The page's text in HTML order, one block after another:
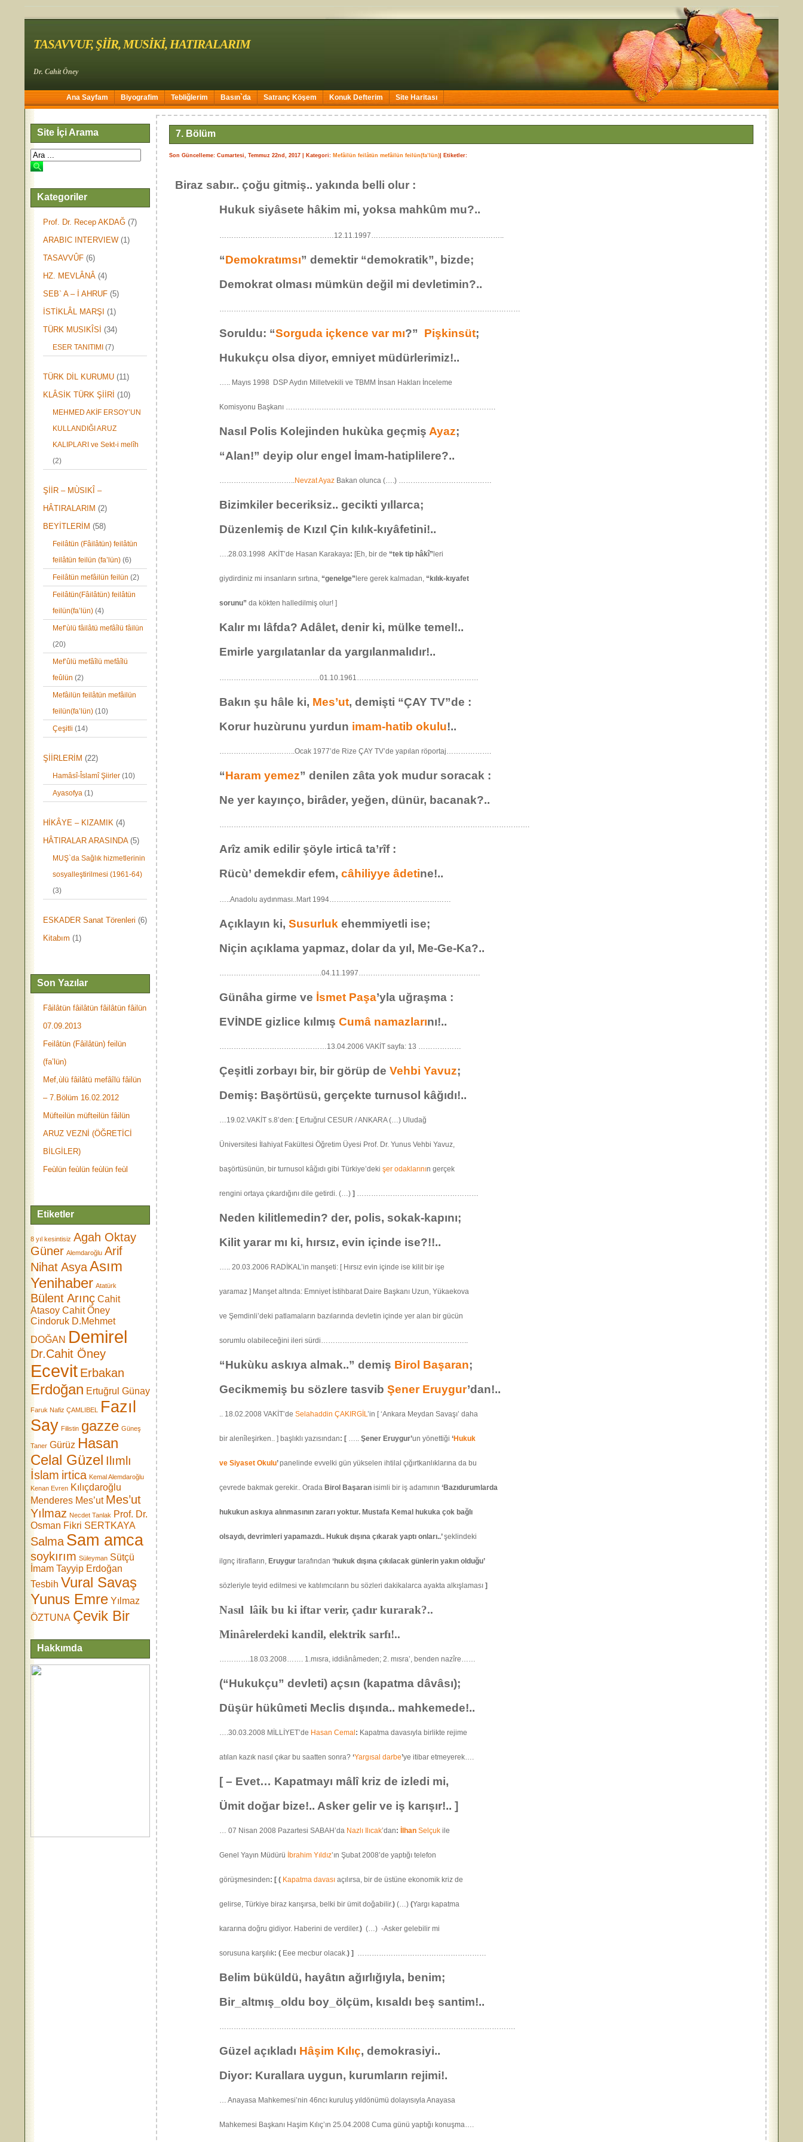
TASAVVUF, ŞİİR, MUSİKİ, HATIRALARIM
Dr. Cahit Öney
Ana Sayfam Biyografim Tebliğlerim Basın`da Satranç Köşem Konuk Defterim Site Haritası
Site İçi Arama
Kategoriler
Prof. Dr. Recep AKDAĞ (7)
ARABIC INTERVIEW (1)
TASAVVÛF (6)
HZ. MEVLÂNÂ (4)
SEB` A – İ AHRUF (5)
İSTİKLÂL MARŞI (1)
TÜRK MUSIKÎSİ (34)
ESER TANITIMI (7)
TÜRK DİL KURUMU (11)
KLÂSİK TÜRK ŞİİRİ (10)
MEHMED AKİF ERSOY’UN
KULLANDIĞI ARUZ
KALIPLARI ve Sekt-i melîh
(2)
ŞİİR – MÙSIKÎ –
HÂTIRALARIM (2)
BEYİTLERİM (58)
Feilâtün (Fâilâtün) feilâtün
feilâtün feilün (fa’lün) (6)
Feilâtün mefâilün feilün (2)
Feilâtün(Fâilâtün) feilâtün
feilün(fa’lün) (4)
Mef’ùlü fâilâtü mefâîlü fâilün
(20)
Mef’ûlü mefâîlü mefâîlü
feûlün (2)
Mefâilün feilâtün mefâilün
feilün(fa’lün) (10)
Çeşitli (14)
ŞİİRLERİM (22)
Hamâsî-Îslamî Şiirler (10)
Ayasofya (1)
HİKÂYE – KIZAMIK (4)
HÂTIRALAR ARASINDA(5)
MUŞ`da Sağlık hizmetlerinin
sosyalleştirilmesi (1961-64)
(3)
ESKADER Sanat Törenleri (6)
Kitabım (1)
Son Yazılar
Fâilâtün fâilâtün fâilâtün fâilün
07.09.2013
Feilâtün (Fâilâtün) feilün
(fa’lün)
Mef,ùlü fâilâtü mefâîlü fâilün
– 7.Bölüm 16.02.2012
Müfteilün müfteilün fâilün
ARUZ VEZNİ (ÖĞRETİCİ
BİLGİLER)
Feùlün feùlün feùlün feùl
Etiketler
8 yıl kesintisiz Agah Oktay
Güner Alemdaroğlu Arif
Nihat AsyaAsım
Yenihaber Atatürk
Bülent Arınç Cahit
Atasoy Cahit Öney
Cindoruk D.Mehmet
DOĞAN Demirel
Dr.Cahit Öney
Ecevit Erbakan
Erdoğan Ertuğrul Günay
Faruk Nafiz ÇAMLIBEL
Fazıl
Say Filistin gazze Güneş
Taner Gürüz Hasan
Celal Güzel Ilımlı
İslam irtica Kemal Alemdaroğlu
Kenan Evren Kılıçdaroğlu
Menderes Mes’ut Mes’ut
Yılmaz Necdet Tanlak Prof. Dr.
Osman Fikri SERTKAYA
Salma Sam amca
soykırım Süleyman Sütçü
İmam Tayyip Erdoğan
Tesbih Vural Savaş
Yunus Emre Yılmaz
ÖZTUNA Çevik Bir
Hakkımda
7. Bölüm
Son Güncelleme: Cumartesi, Temmuz 22nd, 2017 | Kategori: Mefâilün feilâtün mefâilün feilün(fa’lün) | Etiketler:
Biraz sabır.. çoğu gitmiş.. yakında belli olur :
Hukuk siyâsete hâkim mi, yoksa mahkûm mu?..
…………………………………………12.11.1997………………………………………………..
“Demokratımsı” demektir “demokratik”, bizde;
Demokrat olması mümkün değil mi devletimin?..
………………………………………………………………………………………………………………
Soruldu: “Sorguda içkence var mı?” Pişkinsüt;
Hukukçu olsa diyor, emniyet müdürlerimiz!..
….. Mayıs 1998 DSP Aydın Milletvekili ve TBMM İnsan Hakları İnceleme
Komisyonu Başkanı …………………………………………………………………………….
Nasıl Polis Kolejinden hukùka geçmiş Ayaz;
“Alan!” deyip olur engel İmam-hatiplilere?..
…………………………..Nevzat Ayaz Bakan olunca (….) …………………………………
Bizimkiler beceriksiz.. gecikti yıllarca;
Düzenlemiş de Kızıl Çin kılık-kıyâfetini!..
….28.03.1998 AKİT’de Hasan Karakaya: [Eh, bir de “tek tip hâkî” leri
giydirdiniz mi insanların sırtına, “genelge” lere gerek kalmadan, “kılık-kıyafet
sorunu” da kökten halledilmiş olur! ]
Kalır mı lâfda? Adâlet, denir ki, mülke temel!..
Emirle yargılatanlar da yargılanmalıdır!..
……………………………………01.10.1961……………………………………………
Bakın şu hâle ki, Mes’ut, demişti “ÇAY TV”de :
Korur huzùrunu yurdun imam-hatib okulu!..
…………………………..Ocak 1977’de Rize ÇAY TV’de yapılan röportaj……………….
“Haram yemez” denilen zâta yok mudur soracak :
Ne yer kayınço, birâder, yeğen, dünür, bacanak?..
………………………………………………………………………………………………………………….
Arîz amik edilir şöyle irticâ ta’rîf :
Rücù’ demekdir efem,câhiliyye âdetine!..
…..Anadolu aydınması..Mart 1994……………………………………………
Açıklayın ki,Susurluk ehemmiyetli ise;
Niçin açıklama yapmaz, dolar da yıl, Me-Ge-Ka?..
…………………………………….04.11.1997……………………………………………
Günâha girme ve İsmet Paşa’yla uğraşma :
EVİNDE gizlice kılmışCumâ namazlarını!..
………………………………………13.04.2006 VAKİT sayfa: 13 ………………
Çeşitli zorbayı bir, bir görüp deVehbi Yavuz;
Demiş: Başörtüsü, gerçekte turnusol kâğıdı!..
…19.02.VAKİT s.8’den: [ Ertuğrul CESUR / ANKARA (…) Uludağ
Üniversitesi İlahiyat Fakültesi Öğretim Üyesi Prof. Dr. Yunus Vehbi Yavuz,
başörtüsünün, bir turnusol kâğıdı gibi Türkiye’dekişer odaklarının gerçek
rengini ortaya çıkardığını dile getirdi. (…)] ……………………………………………
Neden kilitlemedin? der, polis, sokak-kapını;
Kilit yarar mı ki, hırsız, evin içinde ise?!!..
….. 20.03.2006 RADİKAL’in manşeti: [ Hırsız evin içinde ise kilit bir işe
yaramaz ] Manşet altında: Emniyet İstihbarat Daire Başkanı Uzun, Yükaekova
ve Şemdinli’deki patlamaların bazılarında devletin içinde yer alan bir gücün
sorumlu olabileceğini ileri sürdi……………………………………………………..
“Hukùku askıya almak..” demiş Birol Başaran;
Gecikmemiş bu sözlere tasvibŞener Eruygur’dan!..
.. 18.02.2008 VAKİT’deSelahaddin ÇAKIRGİL’in [ ‘Ankara Meydan Savaşı’ daha
bir alenîleşirken.. ] başlıklı yazısından: [ …..Şener Eruygur’un yönettiği‘Hukuk
ve Siyaset Okulu’panelinde evvelki gün yükselen ihtilal çığırtkanlıklarına da bu
çevrede bakmak gerekir.. Orada Birol Başaranisimli bir iş adamının ‘Bazıdurumlarda
hukukun askıya alınmasının zararı yoktur. Mustafa Kemal hukuka çok bağlı
olsaydı, devrimleri yapamazdı.. Hukuk dışına çıkarak yaptı onları..’şeklindeki
ilgnç itirafların, Eruygurtarafından‘hukuk dışına çıkılacak günlerin yakın olduğu’
sözleriyle teyid edilmesi ve katılımcıların bu sözleri dakikalarca ayakta alkışlaması]
Nasıl lâik bu ki iftar verir, çadır kurarak?..
Minârelerdeki kandil, elektrik sarfı!..
………….18.03.2008……. 1.mısra, iddiânâmeden; 2. mısra’, benden nazîre……
(“Hukukçu” devleti) açsın (kapatma dâvâsı);
Düşür hükûmeti Meclis dışında.. mahkemede!..
….30.03.2008 MİLLİYET’de Hasan Cemal : Kapatma davasıyla birlikte rejime
atılan kazık nasıl çıkar bu saatten sonra?‘Yargısal darbe’ye itibar etmeyerek….
[ – Evet… Kapatmayı mâlî kriz de izledi mi,
Ümit doğar bize!.. Asker gelir ve iş karışır!.. ]
… 07 Nisan 2008 Pazartesi SABAH’da Nazlı Ilıcak’dan: İlhanSelçuk ile
Genel Yayın Müdürü İbrahim Yıldız’ın Şubat 2008’de yaptığı telefon
görüşmesinden: [ ( Kapatma davası açılırsa, bir de üstüne ekonomik kriz de
gelirse, Türkiye biraz karışırsa, belki bir ümit doğabilir.) (…)(Yargı kapatma
kararına doğru gidiyor. Haberini de verdiler.) (…) -Asker gelebilir mi
sorusuna karşılık: ( Eee mecbur olacak.) ] ………………………………………………
Belim büküldü, hayâtın ağırlığıyla, benim;
Bir_altmış_oldu boy_ölçüm, kısaldı beş santim!..
…………………………………………………………………………………………………………….
Güzel açıkladı Hâşim Kılıç, demokrasiyi..
Diyor: Kurallara uygun, kurumların rejimi!.
… Anayasa Mahkemesi’nin 46ncı kuruluş yıldönümü dolayısıyla Anayasa
Mahkemesi Başkanı Haşim Kılıç’ın 25.04.2008 Cuma günü yaptığı konuşma….